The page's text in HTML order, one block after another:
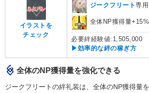
イラストを
チェック
ジークフリート専用
全体NP獲得量+15%
必要絆経験値:1,505,000
▶効率的な絆の稼ぎ方
全体のNP獲得量を強化できる
ジークフリートの絆礼装は、全体のNP獲得量